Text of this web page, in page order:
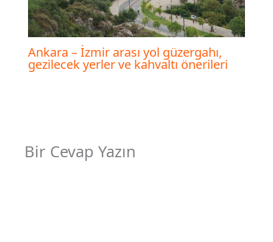
Ankara – İzmir arası yol güzergahı,
gezilecek yerler ve kahvaltı önerileri
Bir Cevap Yazın